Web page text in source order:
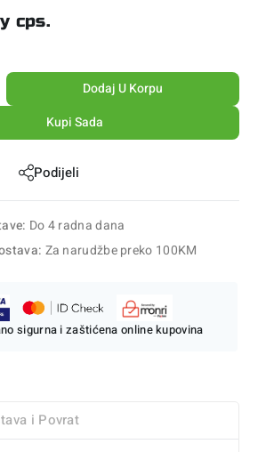
cps.
Dodaj U Korpu
Kupi Sada
Podijeli
Do 4 radna dana
Za narudžbe preko 100KM
sigurna i zaštićena online kupovina
i Povrat